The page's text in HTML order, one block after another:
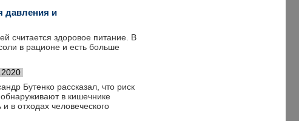
давления и
считается здоровое питание. В
в рационе и есть больше
Бутенко рассказал, что риск
в кишечнике
в отходах человеческого